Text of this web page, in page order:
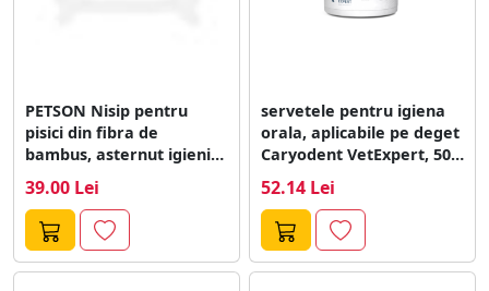
PETSON Nisip pentru
pisici din fibra de
bambus, asternut igienic
39.00 Lei
servetele pentru igiena
orala, aplicabile pe deget
Caryodent VetExpert, 50
52.14 Lei